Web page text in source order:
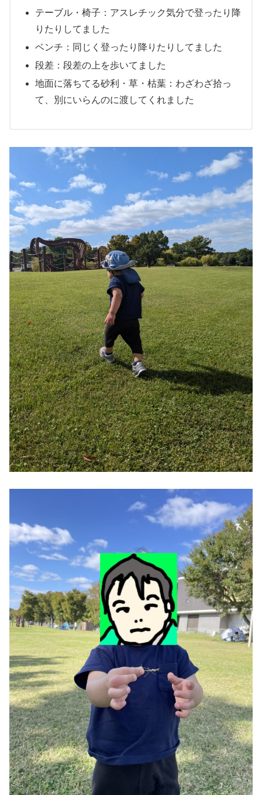
テーブル・椅子：アスレチック気分で登ったり降
りたりしてました
ベンチ：同じく登ったり降りたりしてました
段差：段差の上を歩いてました
地面に落ちてる砂利・草・枯葉：わざわざ拾っ
て、別にいらんのに渡してくれました